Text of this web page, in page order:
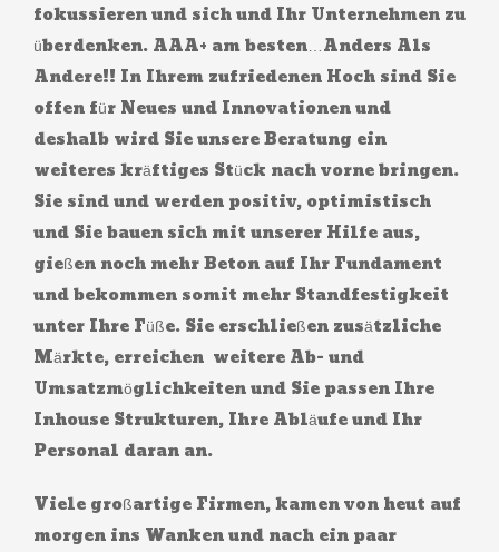
fokussieren und sich und Ihr Unternehmen zu
überdenken. AAA+ am besten…Anders Als
Andere!! In Ihrem zufriedenen Hoch sind Sie
offen für Neues und Innovationen und
deshalb wird Sie unsere Beratung ein
weiteres kräftiges Stück nach vorne bringen.
Sie sind und werden positiv, optimistisch
und Sie bauen sich mit unserer Hilfe aus,
gießen noch mehr Beton auf Ihr Fundament
und bekommen somit mehr Standfestigkeit
unter Ihre Füße. Sie erschließen zusätzliche
Märkte, erreichen weitere Ab- und
Umsatzmöglichkeiten und Sie passen Ihre
Inhouse Strukturen, Ihre Abläufe und Ihr
Personal daran an.
Viele großartige Firmen, kamen von heut auf
morgen ins Wanken und nach ein paar